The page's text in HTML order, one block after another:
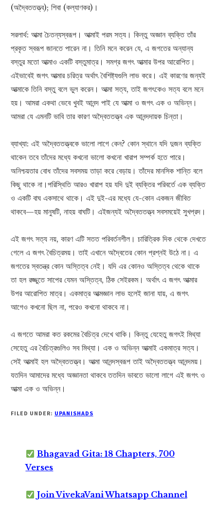
(অদ্বৈততত্ত্ব); শিবা (কল্যাণকর)।
সরলার্থ: আত্মা চৈতন্যস্বরূপ। আত্মাই পরম সত্য। কিন্তু অজ্ঞান ব্যক্তি তাঁর
প্রকৃত স্বরূপ জানতে পারেন না। তিনি মনে করেন যে, এ জগতের অন্যান্য
বস্তুর মতো আত্মাও একটি বস্তুমাত্র। সমগ্র জগৎ আত্মার উপর আরোপিত।
এইভাবেই জগৎ আত্মার চরিত্র অর্থাৎ বৈশিষ্ট্যগুলি লাভ করে। এই কারণের জন্যই
আত্মাকে তিনি বস্তু বলে ভুল করেন। আত্মা সত্য, তাই জগৎকেও সত্য বলে মনে
হয়। আমরা একথা ভেবে খুবই আনন্দ পাই যে আত্মা ও জগৎ এক ও অভিন্ন।
আমরা যে এমনটি ভাবি তার কারণ অদ্বৈততত্ত্ব এক আনন্দদায়ক চিন্তা।
ব্যাখ্যা: এই অদ্বৈততত্ত্বকে ভালো লাগে কেন? কোন স্থানে যদি দুজন ব্যক্তি
থাকেন তবে তাঁদের মধ্যে কখনো ভালো কখনো খারাপ সম্পর্ক হতে পারে।
অনিশ্চয়তার বোধ তাঁদের সবসময় তাড়া করে বেড়ায়। তাঁদের মানসিক শান্তি বলে
কিছু থাকে না।পরিস্থিতি আরও খারাপ হয় যদি দুই ব্যক্তির পরিবর্তে এক ব্যক্তি
ও একটি বাঘ একসাথে থাকে। এই দুই-এর মধ্যে যে-কোন একজন জীবিত
থাকবে—হয় মানুষটি, নাহয় বাঘটি। এইজন্যই অদ্বৈততত্ত্ব সবসময়েই সুখপ্রদ।
এই জগৎ সত্য নয়, কারণ এটি সতত পরিবর্তনশীল। চারিত্রিক দিক থেকে দেখতে
গেলে এ জগৎ বৈচিত্রময়। তাই এখানে অদ্বৈতের কোন প্রশ্নই উঠে না। এ
জগতের স্বতন্ত্র কোন অস্তিত্ব নেই। যদি এর কোনও অস্তিত্ব থেকে থাকে
তা হল রজ্জুতে সাপের যেমন অস্তিত্ব, ঠিক সেইরকম। অর্থাৎ এ জগৎ আত্মার
উপর আরোপিত মাত্র। একমাত্র আত্মজ্ঞান লাভ হলেই জানা যায়, এ জগৎ
আগেও কখনো ছিল না, পরেও কখনো থাকবে না।
এ জগতে আমরা কত রকমের বৈচিত্র দেখে থাকি। কিন্তু যেহেতু জগৎই মিথ্যা
সেহেতু এর বৈচিত্রগুলিও সব মিথ্যা। এক ও অভিন্ন আত্মাই একমাত্র সত্য।
সেই আত্মাই হল অদ্বৈততত্ত্ব। আত্মা আনন্দস্বরূপ তাই অদ্বৈততত্ত্ব আনন্দময়।
যতদিন আমাদের মধ্যে অজ্ঞানতা থাকবে ততদিন ভাবতে ভালো লাগে এই জগৎ ও
আত্মা এক ও অভিন্ন।
FILED UNDER: UPANISHADS
Bhagavad Gita: 18 Chapters, 700
Verses
Join VivekaVani Whatsapp Channel